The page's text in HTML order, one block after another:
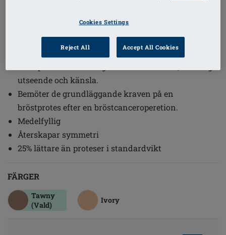
Beställningsnummer: 442 T Essential
utseende och känsla.
Bemöter de grundläggande kraven på en
bröstprotes efter en bröstcanceroperetion.
Medelfyllig
Återskapar symmetri
25% lättare än proteser i standardvikt
FÄRGER
Tawny
(Vald)
Ivory
Cookies Settings
Reject All Accept All Cookies